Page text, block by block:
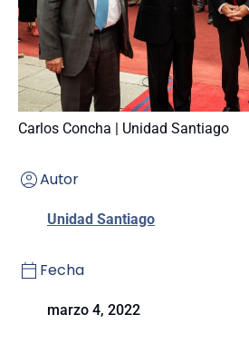
Carlos Concha | Unidad Santiago
Autor
Unidad Santiago
Fecha
marzo 4, 2022